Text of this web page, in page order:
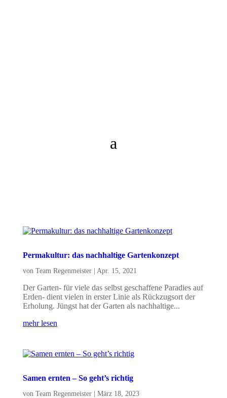
Permakultur: das nachhaltige Gartenkonzept
von Team Regenmeister| Apr. 15, 2021
Der Garten- für viele das selbst geschaffene Paradies auf
Erden- dient vielen in erster Linie als Rückzugsort der
Erholung. Jüngst hat der Garten als nachhaltige...
mehr lesen
Samen ernten – So geht’s richtig
von Team Regenmeister| März 18, 2023